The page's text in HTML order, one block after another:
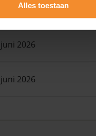
Alles toestaan
juni 2026
2026
2026